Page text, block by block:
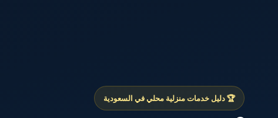
🏆 دليل خدمات منزلية محلي في السعودية